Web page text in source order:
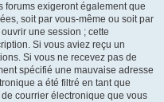
forums exigeront également que
soit par vous-même ou soit par
une session ; cette
Si vous aviez reçu un
Si vous ne recevez pas de
spécifié une mauvaise adresse
a été filtré en tant que
courrier électronique que vous